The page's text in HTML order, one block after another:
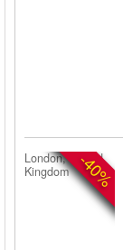
-40%
London, United
Kingdom